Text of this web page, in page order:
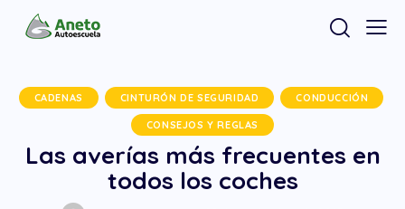
CADENAS CINTURÓN DE SEGURIDAD CONDUCCIÓN
CONSEJOS Y REGLAS
Las averías más frecuentes en
todos los coches